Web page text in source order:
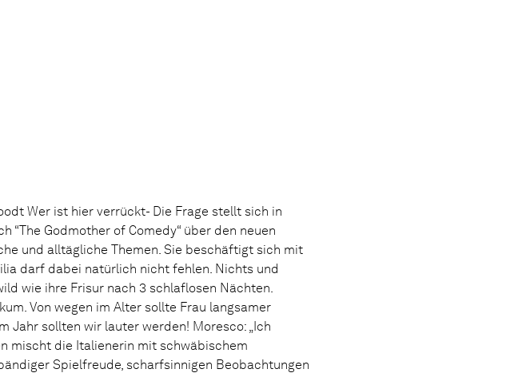
Wer ist hier verrückt- Die Frage stellt sich in
“The Godmother of Comedy“ über den neuen
und alltägliche Themen. Sie beschäftigt sich mit
darf dabei natürlich nicht fehlen. Nichts und
wie ihre Frisur nach 3 schlaflosen Nächten.
Von wegen im Alter sollte Frau langsamer
Jahr sollten wir lauter werden! Moresco: „Ich
mischt die Italienerin mit schwäbischem
Spielfreude, scharfsinnigen Beobachtungen